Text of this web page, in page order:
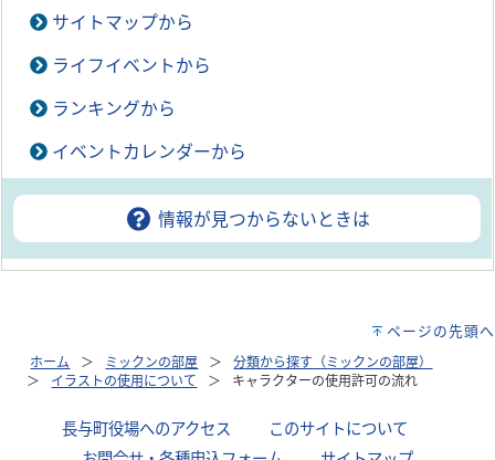
サイトマップから
ライフイベントから
ランキングから
イベントカレンダーから
情報が見つからないときは
ページの先頭へ
ホーム ミックンの部屋
分類から探す（ミックンの部屋）
イラストの使用について
キャラクターの使用許可の流れ
長与町役場へのアクセス このサイトについて